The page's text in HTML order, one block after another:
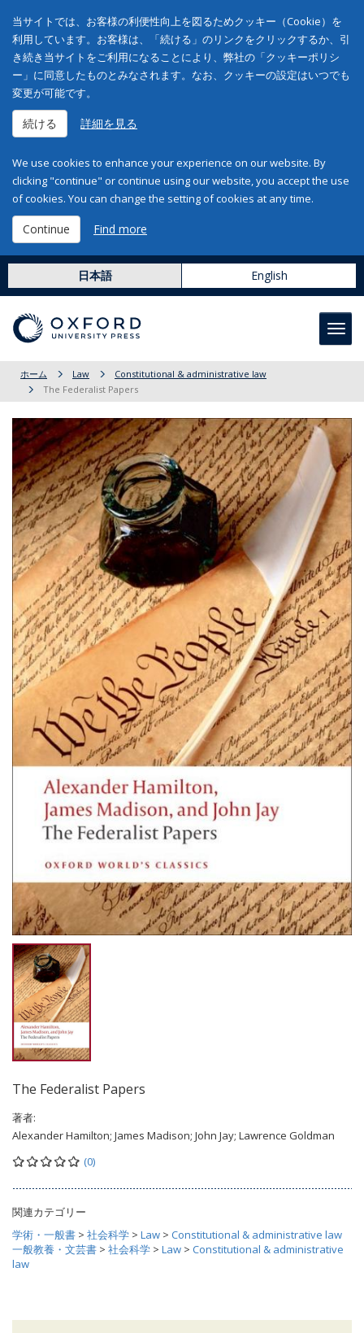
当サイトでは、お客様の利便性向上を図るためクッキー（Cookie）を
利用しています。お客様は、「続ける」のリンクをクリックするか、引
き続き当サイトをご利用になることにより、弊社の「クッキーポリシ
ー」に同意したものとみなされます。なお、クッキーの設定はいつでも
変更が可能です。
続ける 詳細を見る
We use cookies to enhance your experience on our website. By
clicking "continue" or continue using our website, you accept the use
of cookies. You can change the setting of cookies at any time.
Continue Find more
日本語 English
ホーム Law
Constitutional & administrative law
The Federalist Papers
The Federalist Papers
著者:
Alexander Hamilton; James Madison; John Jay; Lawrence Goldman
(0)
関連カテゴリー
学術・一般書 > 社会科学 > Law > Constitutional & administrative law
一般教養・文芸書 > 社会科学 > Law > Constitutional & administrative
law